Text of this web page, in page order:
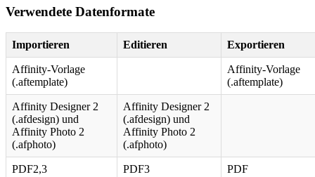
Verwendete Datenformate
Importieren Editieren Exportieren
Affinity-Vorlage
(.aftemplate)
Affinity-Vorlage
(.aftemplate)
Affinity Designer 2
(.afdesign) und
Affinity Photo 2
(.afphoto)
Affinity Designer 2
(.afdesign) und
Affinity Photo 2
(.afphoto)
PDF2,3 PDF3 PDF